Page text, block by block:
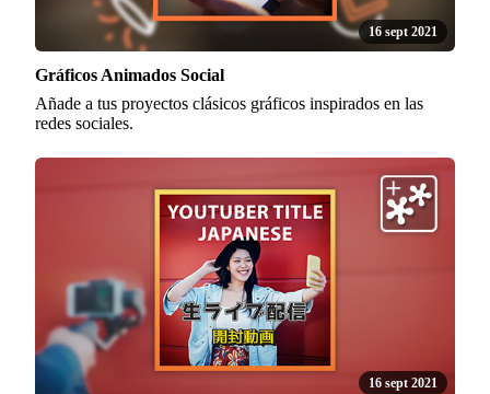
16 sept 2021
Gráficos Animados Social
Añade a tus proyectos clásicos gráficos inspirados en las
redes sociales.
16 sept 2021